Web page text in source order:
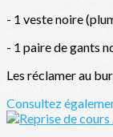
- 1 veste noire
- 1 paire de gants
Les réclamer au
Consultez